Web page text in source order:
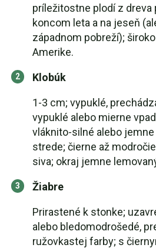
príležitostne plodí z
koncom leta a na jeseň
západnom pobreží);
Amerike.
Klobúk
1-3 cm; vypuklé,
vypuklé alebo mierne
vláknito-silné alebo
strede; čierne až
siva; okraj jemne
Žiabre
Prirastené k stonke;
alebo bledomodrošedé,
ružovkastej farby; s